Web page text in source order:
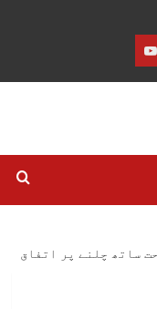
یوٹیوب
ساتھ چلنے پر اتفاق